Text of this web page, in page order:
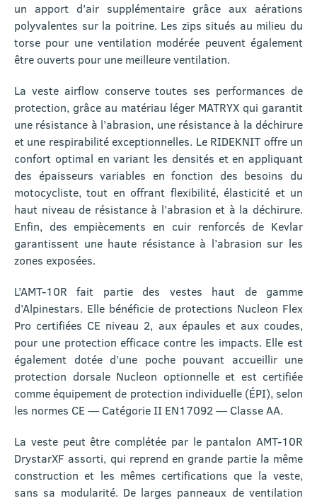
un apport d’air supplémentaire grâce aux aérations
polyvalentes sur la poitrine. Les zips situés au milieu du
torse pour une ventilation modérée peuvent également
être ouverts pour une meilleure ventilation.
La veste airflow conserve toutes ses performances de
protection, grâce au matériau léger MATRYX qui garantit
une résistance à l’abrasion, une résistance à la déchirure
et une respirabilité exceptionnelles. Le RIDEKNIT offre un
confort optimal en variant les densités et en appliquant
des épaisseurs variables en fonction des besoins du
motocycliste, tout en offrant flexibilité, élasticité et un
haut niveau de résistance à l’abrasion et à la déchirure.
Enfin, des empiècements en cuir renforcés de Kevlar
garantissent une haute résistance à l’abrasion sur les
zones exposées.
L’AMT-10R fait partie des vestes haut de gamme
d’Alpinestars. Elle bénéficie de protections Nucleon Flex
Pro certifiées CE niveau 2, aux épaules et aux coudes,
pour une protection efficace contre les impacts. Elle est
également dotée d’une poche pouvant accueillir une
protection dorsale Nucleon optionnelle et est certifiée
comme équipement de protection individuelle (ÉPI), selon
les normes CE — Catégorie II EN17092 — Classe AA.
La veste peut être complétée par le pantalon AMT-10R
DrystarXF assorti, qui reprend en grande partie la même
construction et les mêmes certifications que la veste,
sans sa modularité. De larges panneaux de ventilation